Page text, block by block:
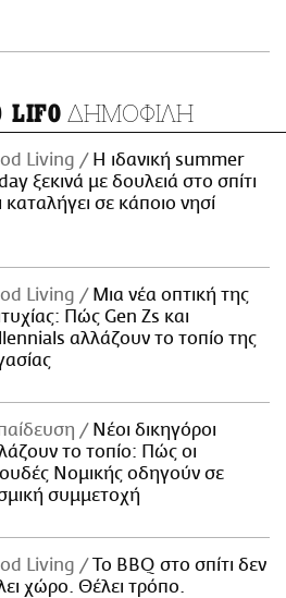
LIFO ΔΗΜΟΦΙΛΗ
Living
Η ιδανική summer
ξεκινά με δουλειά στο σπίτι
καταλήγει σε κάποιο νησί
Living
Μια νέα οπτική της
Πώς Gen Zs και
αλλάζουν το τοπίο της
Νέοι δικηγόροι
το τοπίο: Πώς οι
Νομικής οδηγούν σε
συμμετοχή
Living
Το BBQ στο σπίτι δεν
χώρο. Θέλει τρόπο.